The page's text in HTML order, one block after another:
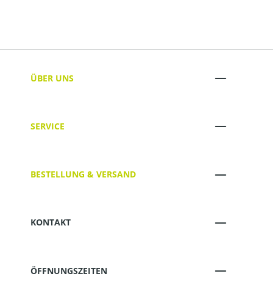
ÜBER UNS
SERVICE
BESTELLUNG & VERSAND
KONTAKT
ÖFFNUNGSZEITEN